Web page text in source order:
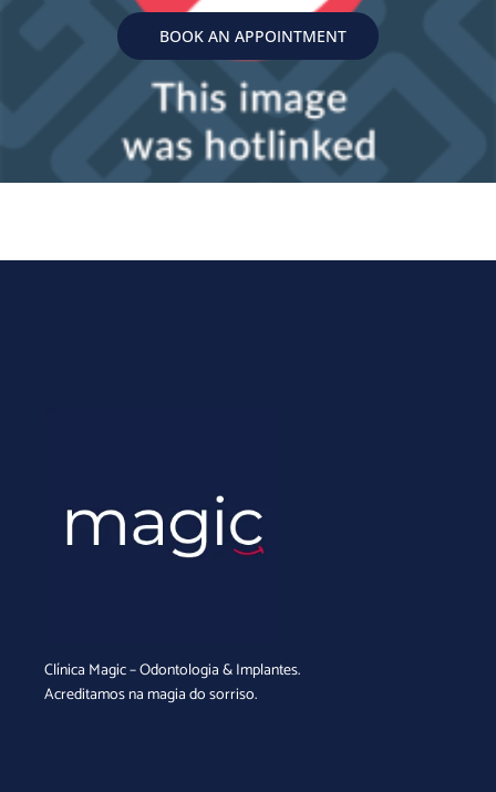
BOOK AN APPOINTMENT
Clínica Magic – Odontologia & Implantes.
Acreditamos na magia do sorriso.